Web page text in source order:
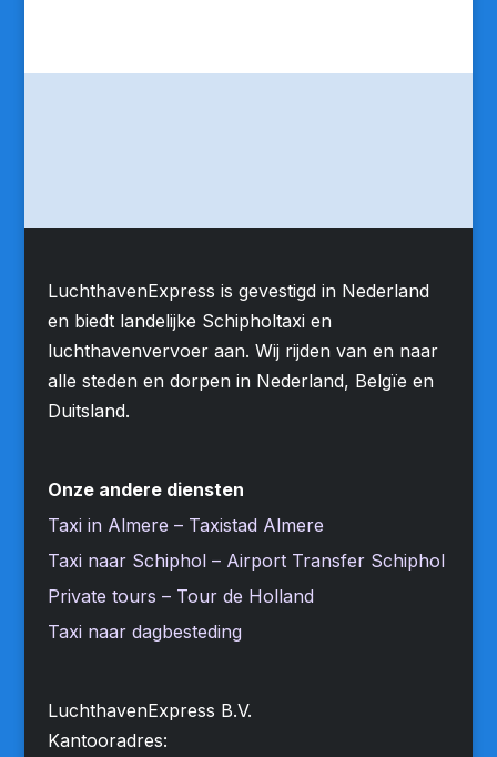
LuchthavenExpress is gevestigd in Nederland
en biedt landelijke Schipholtaxi en
luchthavenvervoer aan. Wij rijden van en naar
alle steden en dorpen in Nederland, Belgïe en
Duitsland.
Onze andere diensten
Taxi in Almere – Taxistad Almere
Taxi naar Schiphol – Airport Transfer Schiphol
Private tours – Tour de Holland
Taxi naar dagbesteding
LuchthavenExpress B.V.
Kantooradres: